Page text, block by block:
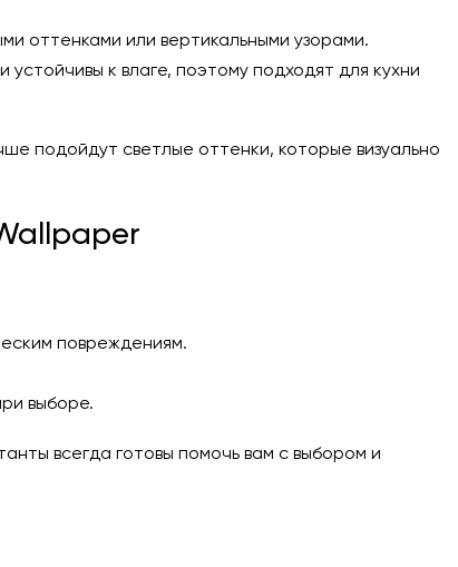
оттенками или вертикальными узорами.
к влаге, поэтому подходят для кухни
подойдут светлые оттенки, которые визуально
повреждениям.
выборе.
всегда готовы помочь вам с выбором и